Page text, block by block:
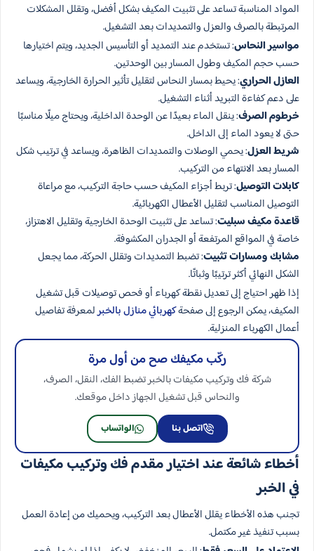
المواد المناسبة تساعد على تثبيت المكيف بشكل أفضل، وتقلل المشكلات
المرتبطة بالصرف والعزل والتمديدات بعد التشغيل.
مواسير النحاس: تستخدم عند التمديد أو التأسيس الجديد، ويتم اختيارها
حسب حجم المكيف وطول المسار بين الوحدتين.
العازل الحراري: يحيط بمسار النحاس لتقليل تأثير الحرارة الخارجية، ويساعد
على دعم كفاءة التبريد أثناء التشغيل.
خرطوم الصرف: ينقل الماء بعيدًا عن الوحدة الداخلية، ويحتاج ميلًا مناسبًا
حتى لا يعود الماء إلى الداخل.
شريط العزل: يحمي الوصلات والتمديدات الظاهرة، ويساعد في ترتيب شكل
المسار بعد الانتهاء من التركيب.
كابلات التوصيل: تربط أجزاء المكيف حسب حاجة التركيب، مع مراعاة
التوصيل المناسب لتقليل الأعطال الكهربائية.
قاعدة مكيف سبليت: تساعد على تثبيت الوحدة الخارجية وتقليل الاهتزاز،
خاصة في المواقع المرتفعة أو الجدران المكشوفة.
مشابك ومسارات تثبيت: تضبط التمديدات وتقلل الحركة، مما يجعل
الشكل النهائي أكثر ترتيبًا وثباتًا.
إذا ظهر احتياج إلى تعديل نقطة كهرباء أو فحص توصيلات قبل تشغيل
المكيف، يمكن الرجوع إلى صفحةكهربائي منازل بالخبرلمعرفة تفاصيل
أعمال الكهرباء المنزلية.
ركّب مكيفك صح من أول مرة
شركة فك وتركيب مكيفات بالخبر تضبط الفك، النقل، الصرف،
والنحاس قبل تشغيل الجهاز داخل موقعك.
اتصل بنا الواتساب
أخطاء شائعة عند اختيار مقدم فك وتركيب مكيفات
في الخبر
تجنب هذه الأخطاء يقلل الأعطال بعد التركيب، ويحميك من إعادة العمل
بسبب تنفيذ غير مكتمل.